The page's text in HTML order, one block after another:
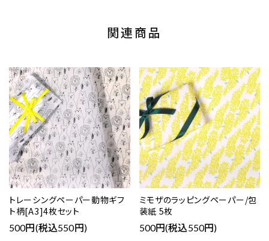
関連商品
トレーシングペーパー動物ギフ
ト柄[A3]4枚セット
500円(税込550円)
ミモザのラッピングペーパー/包
装紙 5枚
500円(税込550円)